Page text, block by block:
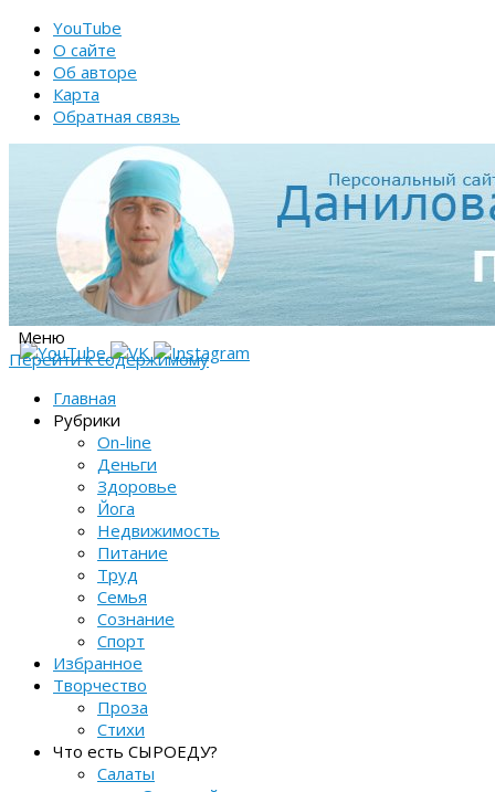
YouTube
О сайте
Об авторе
Карта
Обратная связь
Меню
Перейти к содержимому
Главная
Рубрики
On-line
Деньги
Здоровье
Йога
Недвижимость
Питание
Труд
Семья
Сознание
Спорт
Избранное
Творчество
Проза
Стихи
Что есть СЫРОЕДУ?
Салаты